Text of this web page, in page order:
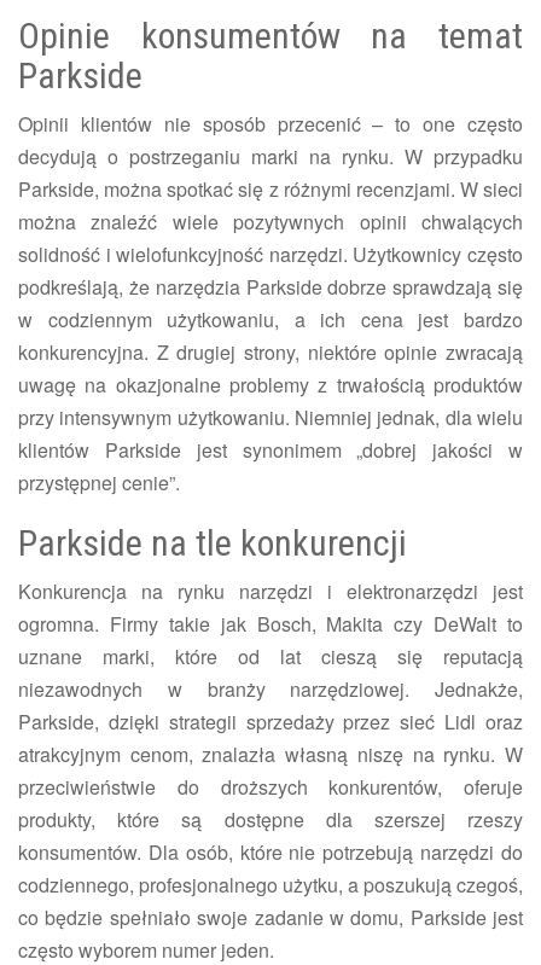
Opinie konsumentów na temat
Parkside
Opinii klientów nie sposób przecenić – to one często
decydują o postrzeganiu marki na rynku. W przypadku
Parkside, można spotkać się z różnymi recenzjami. W sieci
można znaleźć wiele pozytywnych opinii chwalących
solidność i wielofunkcyjność narzędzi. Użytkownicy często
podkreślają, że narzędzia Parkside dobrze sprawdzają się
w codziennym użytkowaniu, a ich cena jest bardzo
konkurencyjna. Z drugiej strony, niektóre opinie zwracają
uwagę na okazjonalne problemy z trwałością produktów
przy intensywnym użytkowaniu. Niemniej jednak, dla wielu
klientów Parkside jest synonimem „dobrej jakości w
przystępnej cenie”.
Parkside na tle konkurencji
Konkurencja na rynku narzędzi i elektronarzędzi jest
ogromna. Firmy takie jak Bosch, Makita czy DeWalt to
uznane marki, które od lat cieszą się reputacją
niezawodnych w branży narzędziowej. Jednakże,
Parkside, dzięki strategii sprzedaży przez sieć Lidl oraz
atrakcyjnym cenom, znalazła własną niszę na rynku. W
przeciwieństwie do droższych konkurentów, oferuje
produkty, które są dostępne dla szerszej rzeszy
konsumentów. Dla osób, które nie potrzebują narzędzi do
codziennego, profesjonalnego użytku, a poszukują czegoś,
co będzie spełniało swoje zadanie w domu, Parkside jest
często wyborem numer jeden.